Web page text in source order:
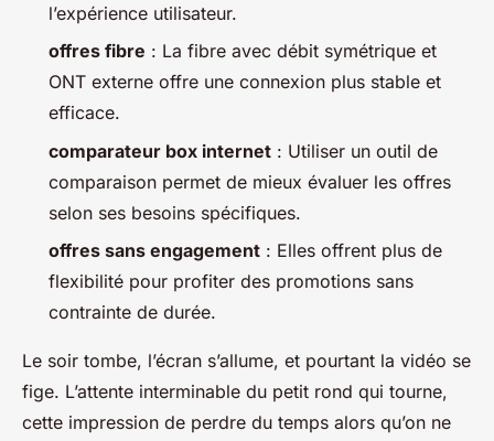
l’expérience utilisateur.
offres fibre : La fibre avec débit symétrique et
ONT externe offre une connexion plus stable et
efficace.
comparateur box internet : Utiliser un outil de
comparaison permet de mieux évaluer les offres
selon ses besoins spécifiques.
offres sans engagement : Elles offrent plus de
flexibilité pour profiter des promotions sans
contrainte de durée.
Le soir tombe, l’écran s’allume, et pourtant la vidéo se
fige. L’attente interminable du petit rond qui tourne,
cette impression de perdre du temps alors qu’on ne